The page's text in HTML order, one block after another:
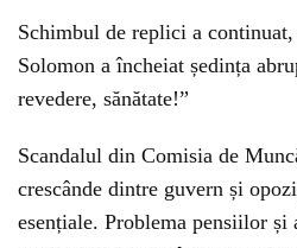
Schimbul de replici a
Solomon a încheiat ședința
revedere, sănătate!”
Scandalul din Comisia de
crescânde dintre guvern și
esențiale. Problema pensiilor